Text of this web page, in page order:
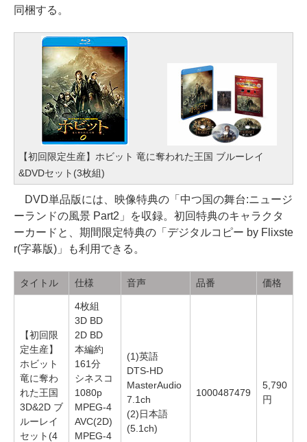
同梱する。
【初回限定生産】ホビット 竜に奪われた王国 ブルーレイ
&DVDセット(3枚組)
DVD単品版には、映像特典の「中つ国の舞台:ニュージ
ーランドの風景 Part2」を収録。初回特典のキャラクタ
ーカードと、期間限定特典の「デジタルコピー by Flixste
r(字幕版)」も利用できる。
タイトル 仕様 音声 品番 価格
【初回限
定生産】
ホビット
竜に奪わ
れた王国
3D&2D ブ
ルーレイ
セット(4
4枚組
3D BD
2D BD
本編約
161分
シネスコ
1080p
MPEG-4
AVC(2D)
MPEG-4
(1)英語
DTS-HD
MasterAudio
7.1ch
(2)日本語
(5.1ch)
1000487479
5,790
円